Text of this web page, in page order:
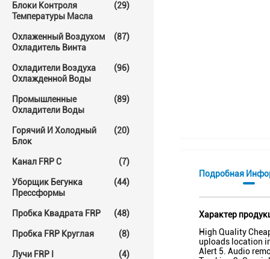
Блоки Контроля
Температуры Масла
(29)
Охлаженный Воздухом
Охладитель Винта
(87)
Охладители Воздуха
Охлажденной Воды
(96)
Промышленные
Охладители Воды
(89)
Горячий И Холодный
Блок
(20)
Канал FRP C (7)
Уборщик Бегунка
Прессформы
(44)
Пробка Квадрата FRP (48)
Пробка FRP Круглая (8)
Лучи FRP I (4)
Подробная
Характер
High Quality
uploads location
Alert 5. Audio